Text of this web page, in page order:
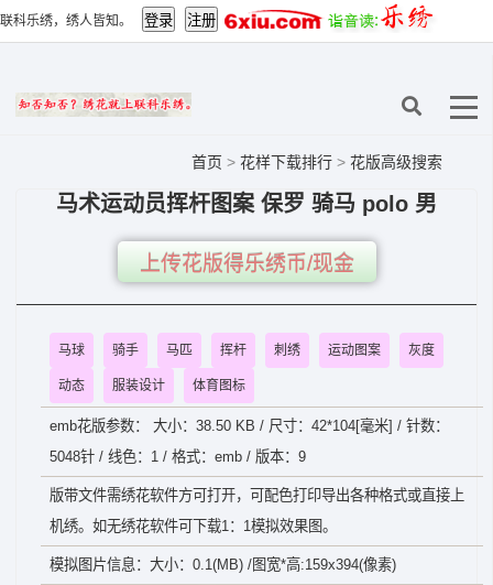
联科乐绣，绣人皆知。
首页 > 花样下载排行 > 花版高级搜索
马术运动员挥杆图案 保罗 骑马 polo 男
上传花版得乐绣币/现金
马球 骑手 马匹 挥杆 刺绣 运动图案 灰度
动态 服装设计 体育图标
emb花版参数： 大小：38.50 KB / 尺寸：42*104[毫米] / 针数：
5048针 / 线色：1 / 格式：emb / 版本：9
版带文件需绣花软件方可打开，可配色打印导出各种格式或直接上
机绣。如无绣花软件可下载1：1模拟效果图。
模拟图片信息：大小：0.1(MB) /图宽*高:159x394(像素)